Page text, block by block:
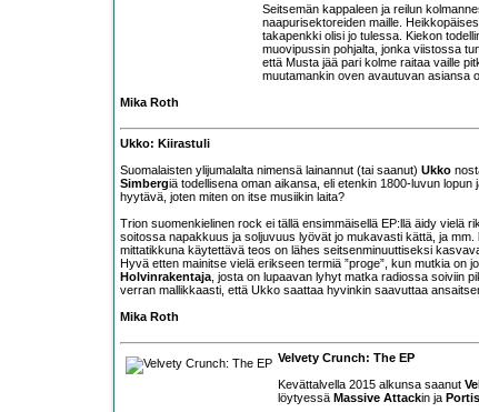
Seitsemän kappaleen ja reilun
naapurisektoreiden maille.
takapenkki olisi jo tulessa. Kiekon
muovipussin pohjalta, jonka viistossa
että Musta jää pari kolme raitaa vaille
muutamankin oven avautuvan asiansa
Mika Roth
Ukko: Kiirastuli
Suomalaisten ylijumalalta nimensä lainannut (tai saanut) Ukko
Simbergiä todellisena oman aikansa, eli etenkin 1800-luvun
hyytävä, joten miten on itse musiikin laita?
Trion suomenkielinen rock ei tällä ensimmäisellä EP:llä äidy vielä
soitossa napakkuus ja soljuvuus lyövät jo mukavasti kättä, ja mm.
mittatikkuna käytettävä teos on lähes seitsenminuuttiseksi
Hyvä etten mainitse vielä erikseen termiä ”proge”, kun mutkia on
Holvinrakentaja , josta on lupaavan lyhyt matka radiossa soiviin
verran mallikkaasti, että Ukko saattaa hyvinkin saavuttaa
Mika Roth
Velvety Crunch: The EP
Kevättalvella 2015 alkunsa saanut
löytyessä Massive Attackin ja